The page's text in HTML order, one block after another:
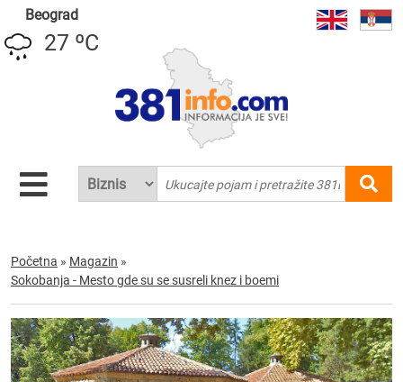
Beograd
27 ºC
Početna » Magazin »
Sokobanja - Mesto gde su se susreli knez i boemi